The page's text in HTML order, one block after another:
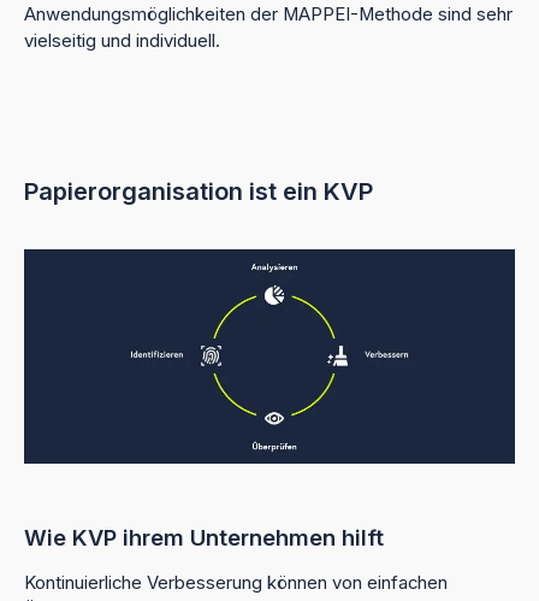
Anwendungsmöglichkeiten der MAPPEI-Methode sind sehr
vielseitig und individuell.
Papierorganisation ist ein KVP
Wie KVP ihrem Unternehmen hilft
Kontinuierliche Verbesserung können von einfachen